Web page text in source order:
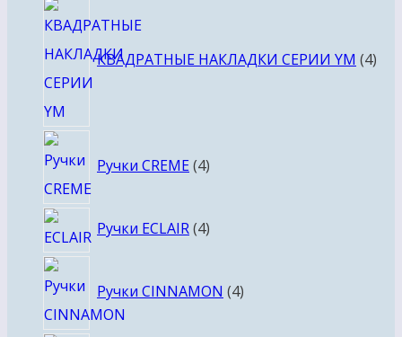
КВАДРАТНЫЕ НАКЛАДКИ СЕРИИ YM 4
Ручки CREME 4товара
Ручки ECLAIR 44
Ручки CINNAMON 4товара